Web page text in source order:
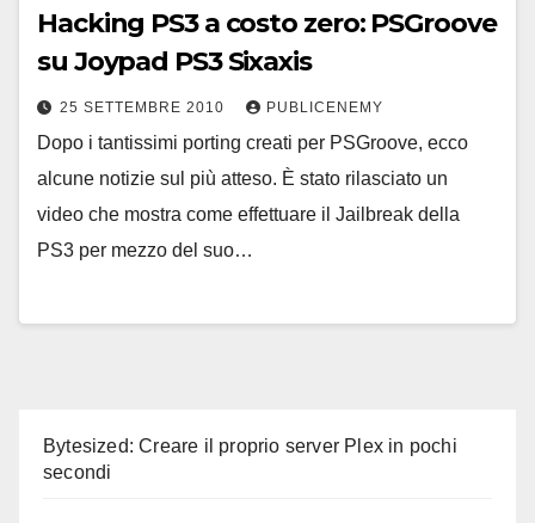
Hacking PS3 a costo zero: PSGroove
su Joypad PS3 Sixaxis
25 SETTEMBRE 2010 PUBLICENEMY
Dopo i tantissimi porting creati per PSGroove, ecco
alcune notizie sul più atteso. È stato rilasciato un
video che mostra come effettuare il Jailbreak della
PS3 per mezzo del suo…
Bytesized: Creare il proprio server Plex in pochi
secondi